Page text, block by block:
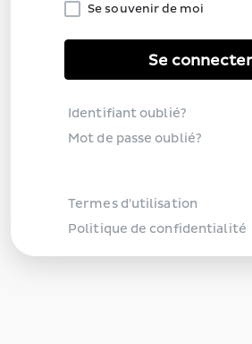
Se souvenir de moi
Se connecter
Identifiant oublié?
Mot de passe oublié?
Termes d'utilisation
Politique de confidentialité